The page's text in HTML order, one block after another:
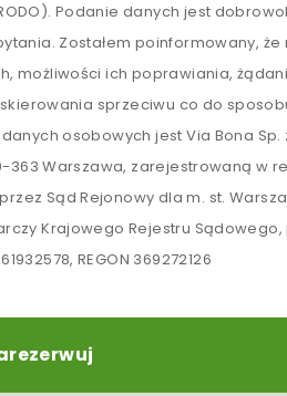
Podanie danych jest
Zostałem poinformowany, że
możliwości ich poprawiania,
sprzeciwu co do
osobowych jest Via Bona Sp.
363 Warszawa, zarejestrowaną w
Sąd Rejonowy dla m. st.
Krajowego Rejestru
REGON 369272126